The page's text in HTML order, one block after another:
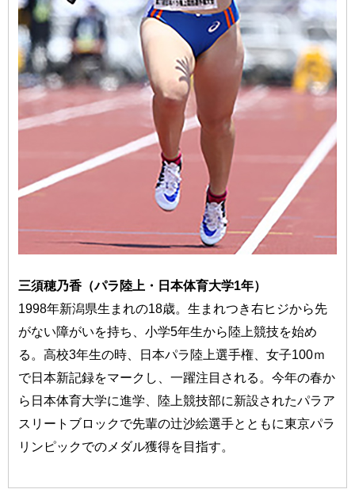
三須穂乃香（パラ陸上・日本体育大学1年）
1998年新潟県生まれの18歳。生まれつき右ヒジから先
がない障がいを持ち、小学5年生から陸上競技を始め
る。高校3年生の時、日本パラ陸上選手権、女子100ｍ
で日本新記録をマークし、一躍注目される。今年の春か
ら日本体育大学に進学、陸上競技部に新設されたパラア
スリートブロックで先輩の辻沙絵選手とともに東京パラ
リンピックでのメダル獲得を目指す。